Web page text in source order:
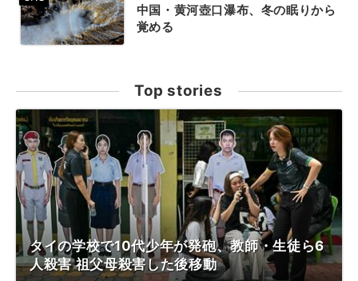
中国・黄河壺口瀑布、冬の眠りから
覚める
Top stories
タイの学校で10代少年が発砲、教師・生徒ら6
人殺害 祖父母殺害した後移動